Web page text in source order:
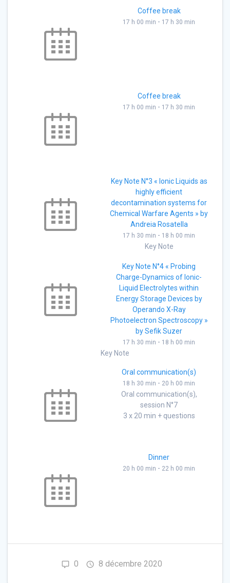
Coffee break
17 h 00 min - 17 h 30 min
Coffee break
17 h 00 min - 17 h 30 min
Key Note N°3 « Ionic Liquids as
highly efficient
decontamination systems for
Chemical Warfare Agents » by
Andreia Rosatella
17 h 30 min - 18 h 00 min
Key Note
Key Note N°4 « Probing
Charge-Dynamics of Ionic-
Liquid Electrolytes within
Energy Storage Devices by
Operando X-Ray
Photoelectron Spectroscopy »
by Sefik Suzer
17 h 30 min - 18 h 00 min
Key Note
Oral communication(s)
18 h 30 min - 20 h 00 min
Oral communication(s),
session N°7
3 x 20 min + questions
Dinner
20 h 00 min - 22 h 00 min
0 8 décembre 2020